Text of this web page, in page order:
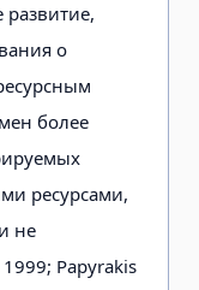
развитие,
о
более
ресурсами,
не
Papyrakis